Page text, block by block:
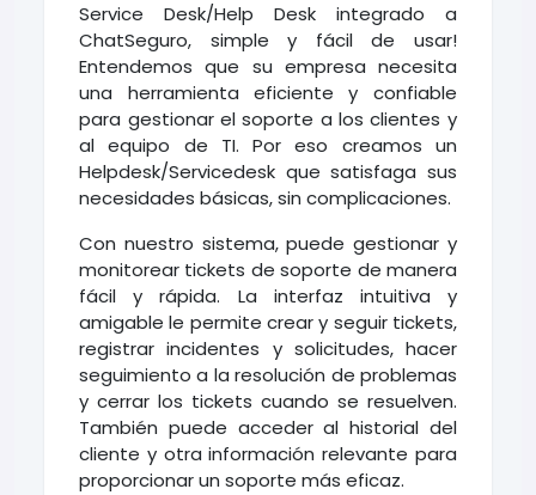
Service Desk/Help Desk integrado a
ChatSeguro, simple y fácil de usar!
Entendemos que su empresa necesita
una herramienta eficiente y confiable
para gestionar el soporte a los clientes y
al equipo de TI. Por eso creamos un
Helpdesk/Servicedesk que satisfaga sus
necesidades básicas, sin complicaciones.
Con nuestro sistema, puede gestionar y
monitorear tickets de soporte de manera
fácil y rápida. La interfaz intuitiva y
amigable le permite crear y seguir tickets,
registrar incidentes y solicitudes, hacer
seguimiento a la resolución de problemas
y cerrar los tickets cuando se resuelven.
También puede acceder al historial del
cliente y otra información relevante para
proporcionar un soporte más eficaz.